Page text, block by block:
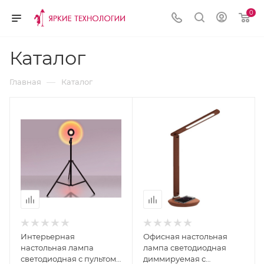
0
Каталог
Главная — Каталог
Интерьерная
настольная лампа
светодиодная с пультом
Офисная настольная
лампа светодиодная
диммируемая с